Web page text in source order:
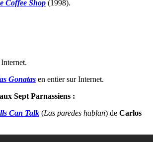
Coffee Shop (1998).
Gonatas en entier sur Internet.
Sept Parnassiens :
Can Talk (Las paredes hablan) de Carlos